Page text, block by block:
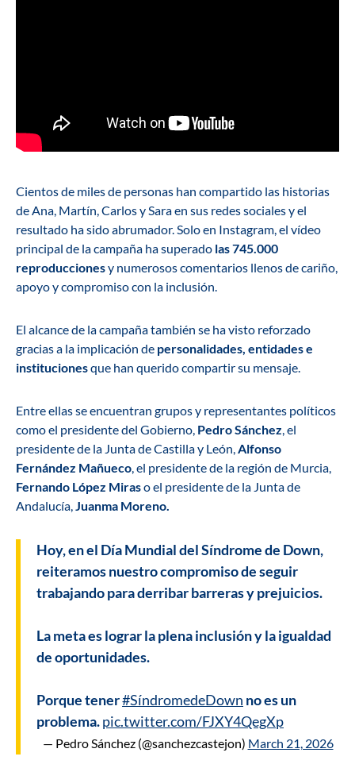
Cientos de miles de personas han compartido las historias
de Ana, Martín, Carlos y Sara en sus redes sociales y el
resultado ha sido abrumador. Solo en Instagram, el vídeo
principal de la campaña ha superado las 745.000
reproduccionesy numerosos comentarios llenos de cariño,
apoyo y compromiso con la inclusión.
El alcance de la campaña también se ha visto reforzado
gracias a la implicación de personalidades, entidades e
institucionesque han querido compartir su mensaje.
Entre ellas se encuentran grupos y representantes políticos
como el presidente del Gobierno, Pedro Sánchez, el
presidente de la Junta de Castilla y León,Alfonso
Fernández Mañueco, el presidente de la región de Murcia,
Fernando López Miraso el presidente de la Junta de
Andalucía,Juanma Moreno.
Hoy, en el Día Mundial del Síndrome de Down,
reiteramos nuestro compromiso de seguir
trabajando para derribar barreras y prejuicios.
La meta es lograr la plena inclusión y la igualdad
de oportunidades.
Porque tener#SíndromedeDown no es un
problema.pic.twitter.com/FJXY4QegXp
— Pedro Sánchez (@sanchezcastejon) March 21, 2026